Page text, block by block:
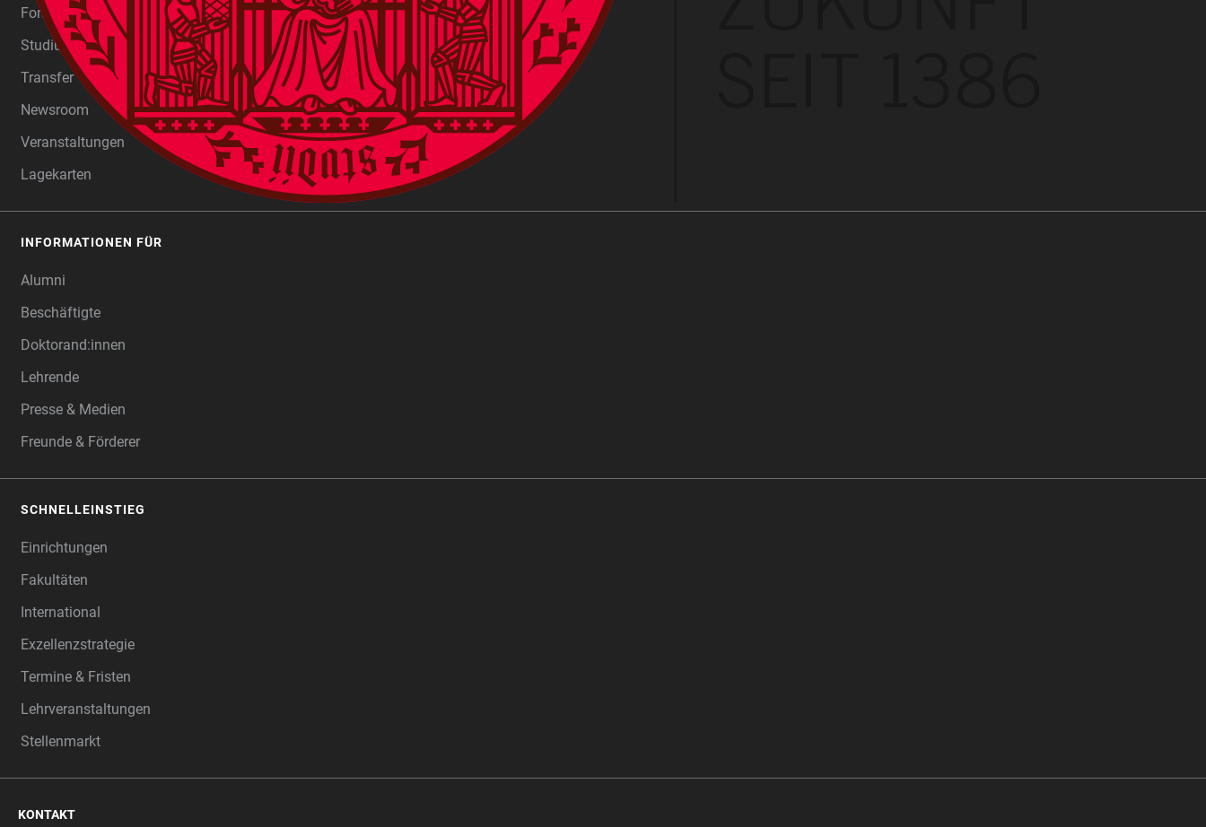
Forschung
Studium
Transfer
Newsroom
Veranstaltungen
Lagekarten
INFORMATIONEN FÜR
Alumni
Beschäftigte
Doktorand:innen
Lehrende
Presse & Medien
Freunde & Förderer
SCHNELLEINSTIEG
Einrichtungen
Fakultäten
International
Exzellenzstrategie
Termine & Fristen
Lehrveranstaltungen
Stellenmarkt
KONTAKT